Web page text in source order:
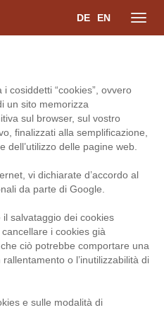
DE
EN
cosiddetti “cookies”, ovvero
un sito memorizza
sul browser, sul vostro
finalizzati alla semplificazione,
dell’utilizzo delle pagine web.
vi dichiarate d’accordo al
da parte di Google.
salvataggio dei cookies
i cookies già
ciò potrebbe comportare una
o l’inutilizzabilità di
e sulle modalità di